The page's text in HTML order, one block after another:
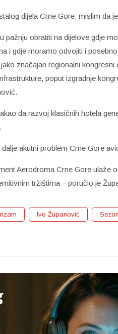
dijela Crne Gore, mislim da
pažnju obratiti na dijelove gdje
i gdje moramo odvojiti i
značajan regionalni
poput izgradnje
da razvoj klasičnih hotela
akutni problem Crne Gore
Aerodroma Crne Gore ulaže
tržištima – poručio je
Ivo Županović